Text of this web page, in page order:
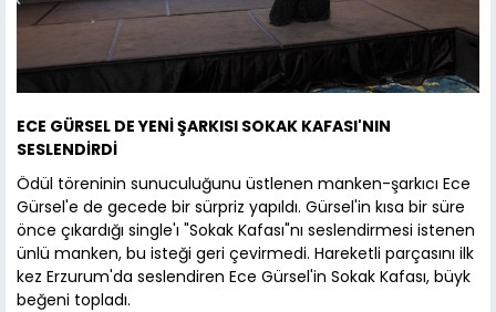
ECE GÜRSEL DE YENİ ŞARKISI SOKAK KAFASI'NIN
SESLENDİRDİ
Ödül töreninin sunuculuğunu üstlenen manken-şarkıcı Ece
Gürsel'e de gecede bir sürpriz yapıldı. Gürsel'in kısa bir süre
önce çıkardığı single'ı "Sokak Kafası"nı seslendirmesi istenen
ünlü manken, bu isteği geri çevirmedi. Hareketli parçasını ilk
kez Erzurum'da seslendiren Ece Gürsel'in Sokak Kafası, büyk
beğeni topladı.